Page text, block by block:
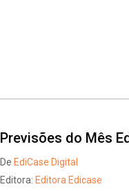
Previsões do Mês
De EdiCase Digital
Editora: Editora Edicase